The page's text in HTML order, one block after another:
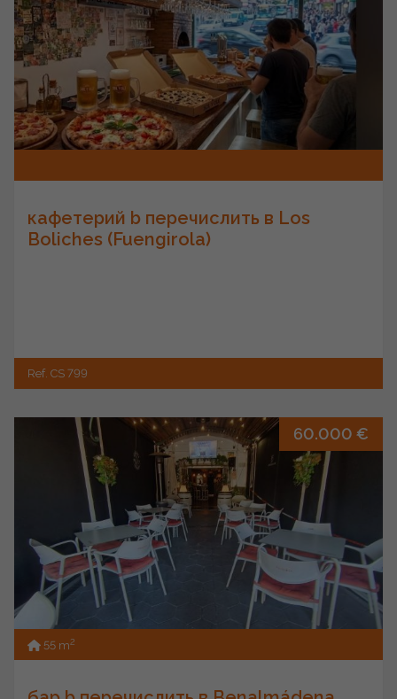
кафетерий b перечислить в Los
Boliches (Fuengirola)
Ref. CS 799
60.000 €
55 m2